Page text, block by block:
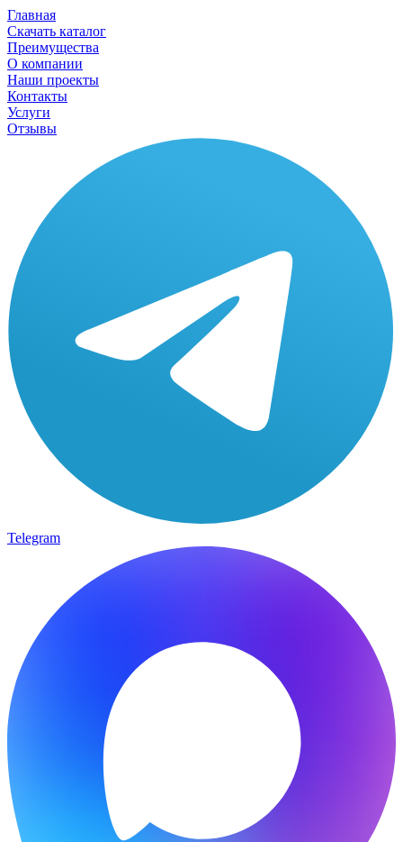
Главная
Скачать каталог
Преимущества
О компании
Наши проекты
Контакты
Услуги
Отзывы
Telegram